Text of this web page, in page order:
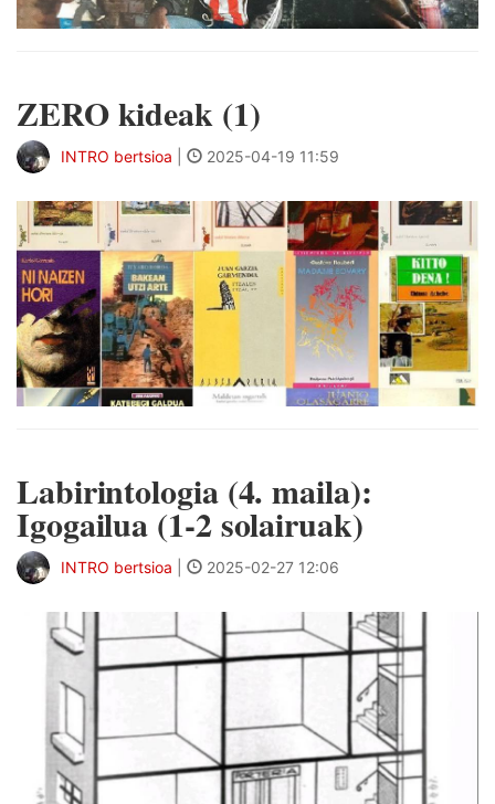
ZERO kideak (1)
INTRO bertsioa 2025-04-19 11:59
Labirintologia (4. maila):
Igogailua (1-2 solairuak)
INTRO bertsioa 2025-02-27 12:06